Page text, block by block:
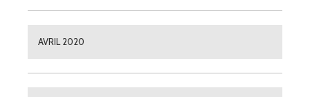
AVRIL 2020